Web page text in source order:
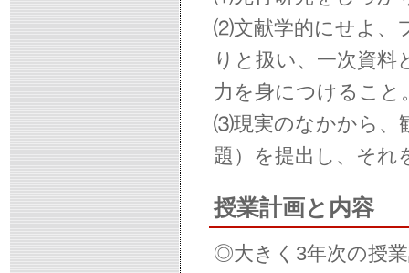
⑵文献学的にせよ、
りと扱い、一次資
力を身につけること
⑶現実のなかから、
題）を提出し、それ
授業計画と内容
◎大きく3年次の授